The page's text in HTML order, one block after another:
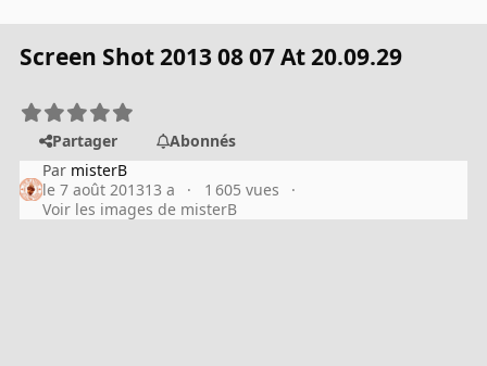
Screen Shot 2013 08 07 At 20.09.29
Partager
Abonnés
Par misterB
le 7 août 201313 a
1 605 vues
Voir les images de misterB